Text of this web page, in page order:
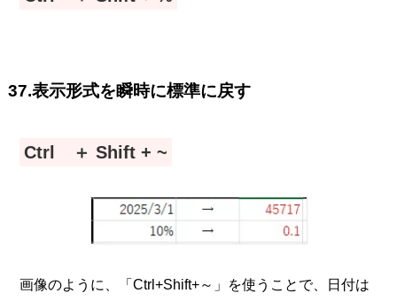
37.表示形式を瞬時に標準に戻す
Ctrl ＋ Shift + ~
画像のように、「Ctrl+Shift+～」を使うことで、日付は